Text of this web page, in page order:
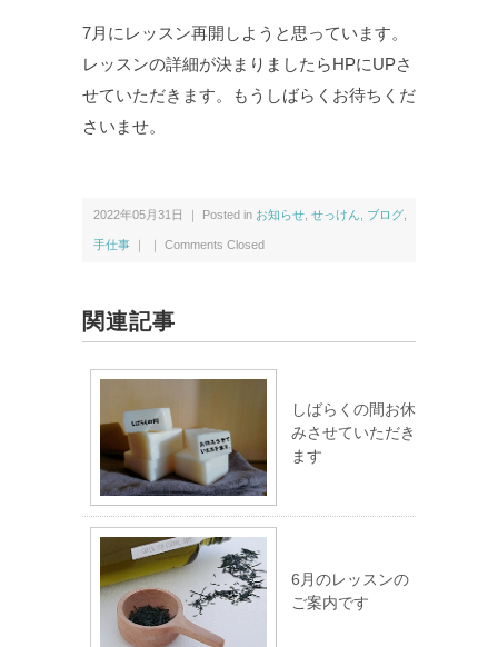
7月にレッスン再開しようと思っています。
レッスンの詳細が決まりましたらHPにUPさ
せていただきます。もうしばらくお待ちくだ
さいませ。
2022年05月31日 ｜ Posted in お知らせ せっけん ブログ
手仕事 ｜ ｜ Comments Closed
関連記事
しばらくの間お休
みさせていただき
ます
6月のレッスンの
ご案内です